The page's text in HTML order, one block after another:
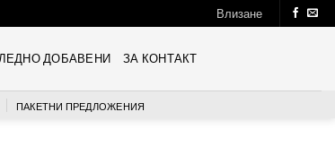
Влизане
ДОБАВЕНИ ЗА КОНТАКТ
ПАКЕТНИ ПРЕДЛОЖЕНИЯ